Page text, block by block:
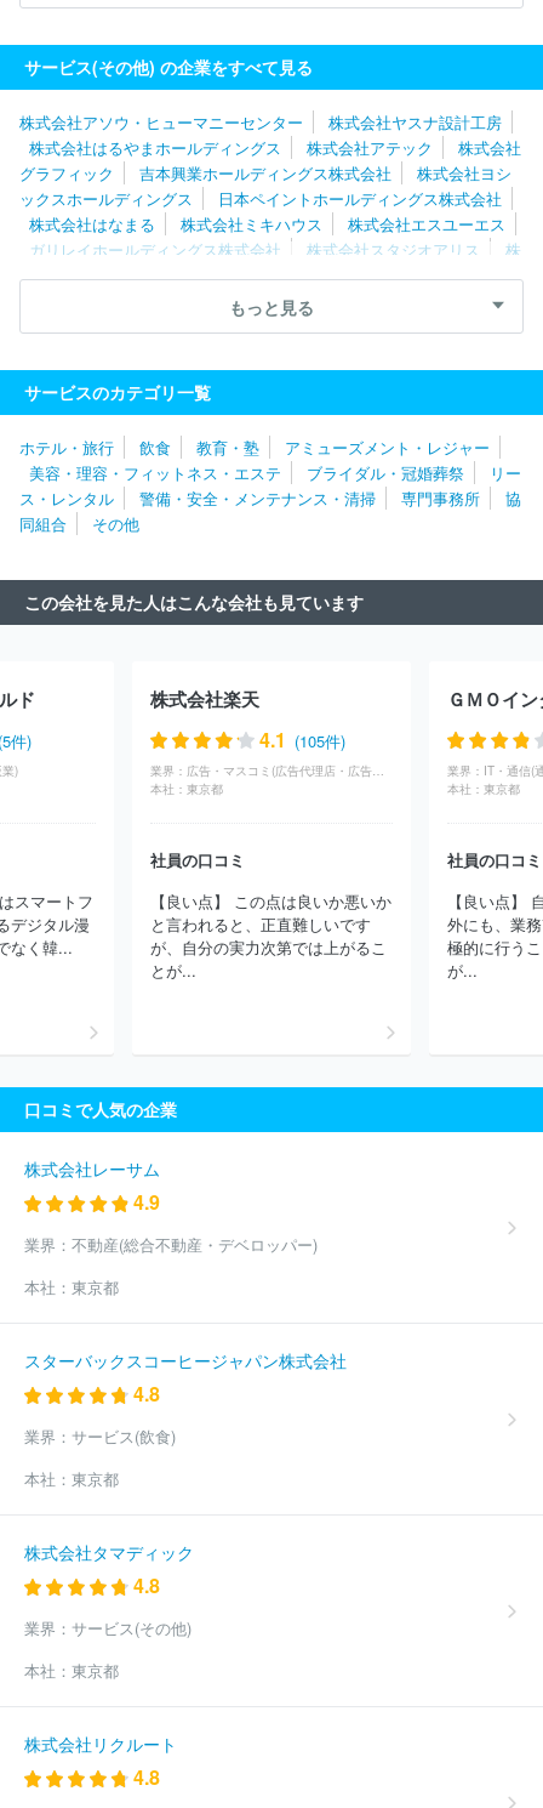
ＥＸＡ Ｔｅｃｈｎｏｌｏｇｙ
株式会社リクルートキャリア
日
揮ホールディングス株式会社
株式会社パソナ
ステック
吉本興業ホールディングス株式会社
株式会社テクノプ
ロ
株式会社ワンスター エイベックス株式会社
パーソルクロス
テクノロジー株式会社
フジパングループ本社株式会社
パーソル
テンプスタッフ株式会社
株式会社パソナグループ
株式会社乃村
工藝社
三井不動産商業マネジメント株式会社
フューチャー株式
会社
イオンフィナンシャルサービス株式会社
株式会社ジェイエ
イシーリクルートメント
三井不動産レジデンシャルサービス株式会
日研トータルソーシング株式会社
株式会社
ゼンショーホールディングス
株式会社ジェイック
株式会社マー
サービス(その他) の企業をすべて見る
株式会社アソウ・ヒューマニーセンター
株式会社ヤスナ設計工房
株式会社はるやまホールディングス
株式会社アテック
株式会社
グラフィック
吉本興業ホールディングス株式会社
株式会社ヨシ
ックスホールディングス
日本ペイントホールディングス株式会社
株式会社はなまる
株式会社ミキハウス
株式会社エスユーエス
ガリレイホールディングス株式会社
株式会社スタジオアリス
株
式会社システムサポートホールディングス
株式会社タナベコンサル
ダイドーグループホールディングス株式会社
ウェル
株式会社ホンダテクノフォート
ニッコンホールディング
ス株式会社
ＲＸ Ｊａｐａｎ合同会社
株式会社ベネフィット・ワン
株式会社トリート
日揮ホールディ
ングス株式会社
三井不動産レジデンシャルサービス株式会社
株
式会社アルトナー
株式会社ワールドストアパートナーズ
株式会
社マーキュリー
エー・ピーホールディングス
株式会社ジャステック
株式会社第
一ライフグループ
株式会社チェッカーサポート
ック・ホールディングス
株式会社ベルパーク
株式会社ＢＲＥＸ
ホールディングス株式会社
ＮＧＢ株式会社
株式会社ジェイエイ
シーリクルートメント
アース環境サービス株式会社
グリーホー
ルディングス株式会社
株式会社構造計画研究所
サイエンスプラニング
ＧＭＯペイメントゲートウェイ株式会社
インフォテック・サービス株式会社
パーソル
株式会社サニーサイドアップグループ
株式会社ジェイック
ディ
ップ株式会社
株式会社リクルートメディカルキャリア
三菱ケミ
カルシステム株式会社
株式会社フロンティアインターナショナル
ディングス
三菱電機エンジニアリング株式
ーナショナルグループ株式会社
京西テクノス株式会社
株式会社
シグマクシス・ホールディングス
株式会社パソナグループ
社丸井グループ
株式会社ケーユーホールディングス
トシステム株式会社
株式会社コー
セーホールディングス
ＡＫＫＯＤｉＳコンサルティング株式会社
会社
株式会社綜合キャリアオプション
ニアリング株式会社
ＭＩＲＡＲＴＨホールディングス株式会社
ィングス株式会社
ほか(18732件)
もっと見る
サービスのカテゴリ一覧
ホテル・旅行 飲食 教育・塾
アミューズメント・レジャー
美容・理容・フィットネス・エステ
ブライダル・冠婚葬祭
リー
ス・レンタル
警備・安全・メンテナンス・清掃 専門事務所
協
同組合
その他
この会社を見た人はこんな会社も見ています
ド
件)
)
スマートフ
デジタル漫
なく韓...
株式会社楽天
4.1 (105件)
業界：
本社： 東京都
社員の口コミ
【良い点】 この点は良いか悪いか
と言われると、正直難しいです
が、自分の実力次第では上がるこ
とが...
業界： IT・通信(
本社： 東京都
社員の口コミ
【良い点】
外にも、業
極的に行う
が...
口コミで人気の企業
株式会社レーサム
4.9
業界： 不動産(総合不動産・デベロッパー)
本社： 東京都
スターバックスコーヒージャパン株式会社
4.8
業界： サービス(飲食)
本社： 東京都
株式会社タマディック
4.8
業界： サービス(その他)
本社： 東京都
株式会社リクルート
4.8